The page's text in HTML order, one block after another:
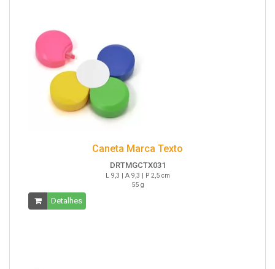
Caneta Marca Texto
DRTMGCTX031
L 9,3 | A 9,3 | P 2,5 cm
55 g
Detalhes